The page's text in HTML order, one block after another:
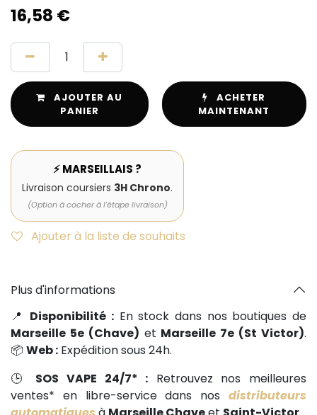
16,58 €
AJOUTER AU
PANIER
ACHETER
MAINTENANT
⚡ MARSEILLAIS ?
Livraison coursiers 3H Chrono.
(Option à cocher à l'étape livraison)
Ajouter à la liste de souhaits
Plus d'informations
📍 Disponibilité : En stock dans nos boutiques de
Marseille 5e (Chave) et Marseille 7e (St Victor).
📦 Web : Expédition sous 24h.
🕒 SOS VAPE 24/7* : Retrouvez nos meilleures
ventes* en libre-service dans nos distributeurs